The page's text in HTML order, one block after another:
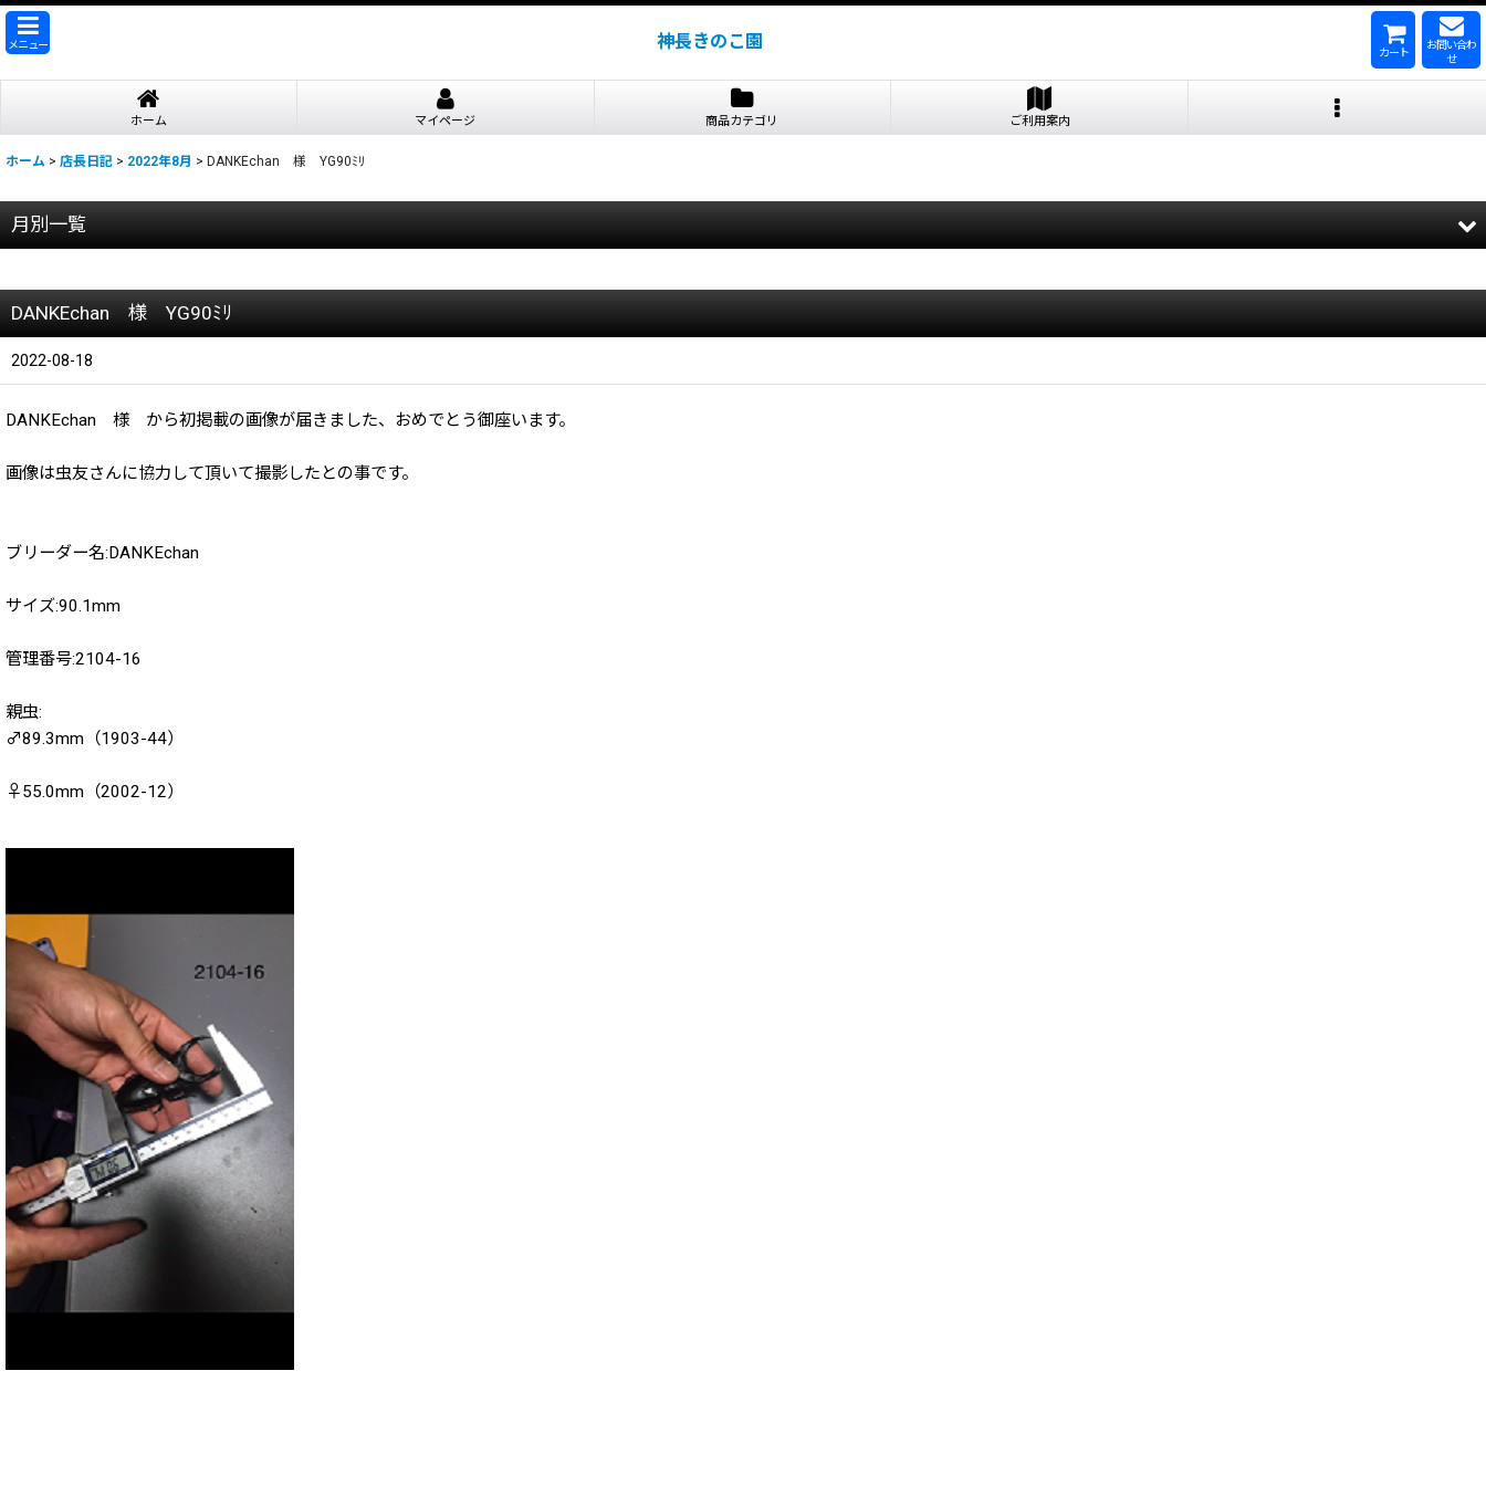
メニュー 神長きのこ園 カート
お問い合わ
せ
ホーム マイページ 商品カテゴリ ご利用案内
ホーム > 店長日記 > 2022年8月 > DANKEchan 様 YG90ﾐﾘ
DANKEchan 様 YG90ﾐﾘ
2022-08-18
DANKEchan 様 から初掲載の画像が届きました、おめでとう御座います。
画像は虫友さんに協力して頂いて撮影したとの事です。
ブリーダー名:DANKEchan
サイズ:90.1mm
管理番号:2104-16
親虫:
♂89.3mm（1903-44）
♀55.0mm（2002-12）
月別一覧
2025年
2024年
2017年
2016年
2014年
2013年
2011年
2010年